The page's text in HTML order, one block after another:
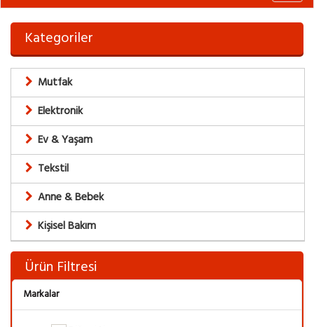
Kategoriler
Mutfak
Elektronik
Ev & Yaşam
Tekstil
Anne & Bebek
Kişisel Bakım
Ürün Filtresi
Markalar